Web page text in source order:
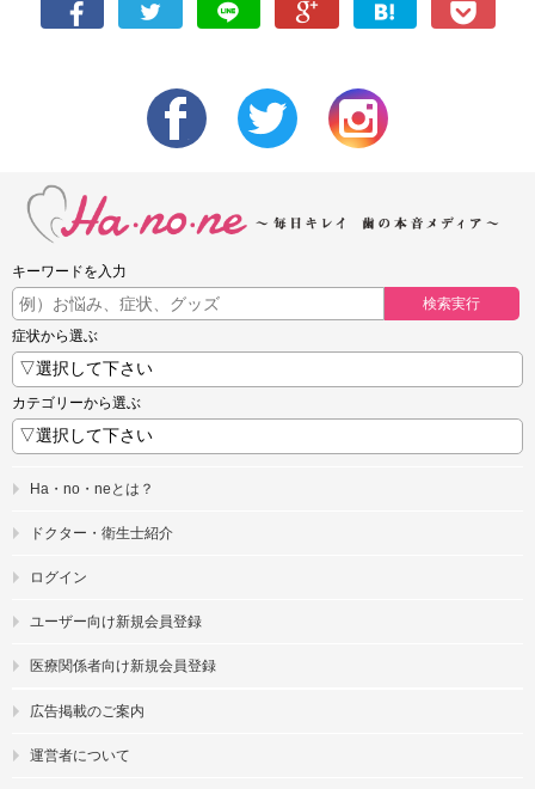
キーワードを入力
検索実行
症状から選ぶ
カテゴリーから選ぶ
Ha・no・neとは？
ドクター・衛生士紹介
ログイン
ユーザー向け新規会員登録
医療関係者向け新規会員登録
広告掲載のご案内
運営者について